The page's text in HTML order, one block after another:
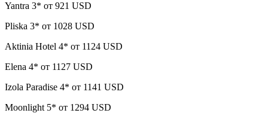
Yantra 3* от 921 USD
Pliska 3* от 1028 USD
Aktinia Hotel 4* от 1124 USD
Elena 4* от 1127 USD
Izola Paradise 4* от 1141 USD
Moonlight 5* от 1294 USD